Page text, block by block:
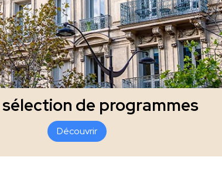
de programmes
Découvrir